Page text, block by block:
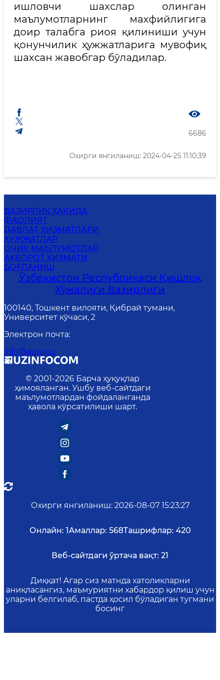
ишловчи шахслар олинган
маълумотларнинг махфийлигига
доир талабга риоя қилиниши учун
қонунчилик ҳужжатларига мувофиқ
шахсан жавобгар бўладилар.
6686
Охирги янгиланиш: 2024-04-25 11:10:39
ВАЗИРЛИК ҲАҚИДА
ФАОЛИЯТ
ДАВЛАТ ХИЗМАТЛАРИ
ҲУЖЖАТЛАР
ОЧИҚ МАЪЛУМОТЛАР
АХБОРОТ ХИЗМАТИ
БОҒЛАНИШ
Ўзбекистон Республикаси Қишлоқ
Хўжалиги Вазирлиги
100140, Тошкент вилояти, Қибрай тумани,
Университет кўчаси, 2
Электрон почта:
info@agro.uz
© 2001-2026 Барча ҳуқуқлар
ҳимояланган. Ушбу веб-сайтдаги
маълумотлардан фойдаланганда
ҳавола кўрсатилиши шарт.
Охирги янгиланиш: 2026-08-07 15:23:27
Онлайн: 1Амаллар: 568Ташрифлар: 420
Веб-сайтдаги ўртача вақт: 21
Диққат! Агар сиз матнда хатоликларни
аниқласангиз, маъмуриятни хабардор қилиш учун
уларни белгилаб, пастда ҳосил бўладиган тугмани
босинг